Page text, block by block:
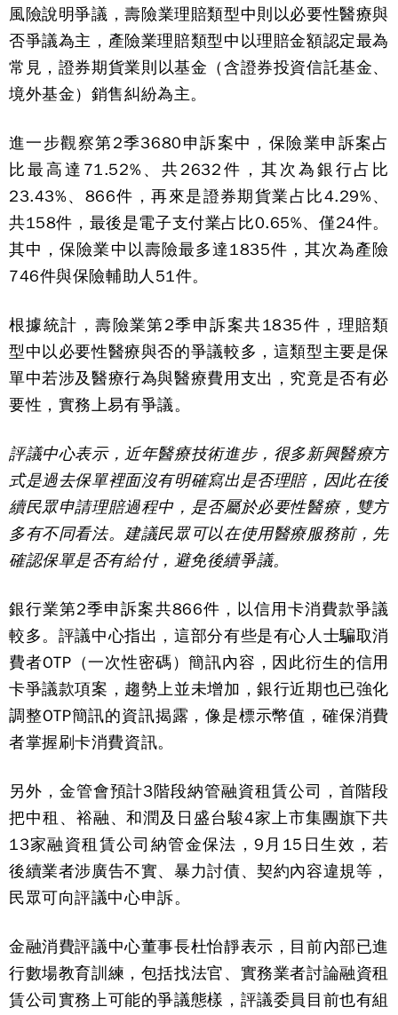
風險說明爭議，壽險業理賠類型中則以必要性醫療與
否爭議為主，產險業理賠類型中以理賠金額認定最為
常見， 證券期貨業則以基金（含證券投資信託基金、
境外基金）銷售糾紛為主。
進一步觀察第2季3680申訴案中，保險業申訴案占
比最高達71.52%、共2632件，其次為銀行占比
23.43%、866件，再來是證券期貨業占比4.29%、
共158件，最後是電子支付業占比0.65%、僅24件。
其中，保險業中以壽險最多達1835件，其次為產險
746件與保險輔助人51件。
根據統計，壽險業第2季申訴案共1835件，理賠類
型中以必要性醫療與否的爭議較多，這類型主要是保
單中若涉及醫療行為與醫療費用支出，究竟是否有必
要性，實務上易有爭議。
評議中心表示，近年醫療技術進步，很多新興醫療方
式是過去保單裡面沒有明確寫出是否理賠，因此在後
續民眾申請理賠過程中，是否屬於必要性醫療，雙方
多有不同看法。建議民眾可以在使用醫療服務前，先
確認保單是否有給付，避免後續爭議。
銀行業第2季申訴案共866件，以信用卡消費款爭議
較多。評議中心指出，這部分有些是有心人士騙取消
費者OTP（一次性密碼）簡訊內容，因此衍生的信用
卡爭議款項案，趨勢上並未增加，銀行近期也已強化
調整OTP簡訊的資訊揭露，像是標示幣值，確保消費
者掌握刷卡消費資訊。
另外，金管會預計3階段納管融資租賃公司，首階段
把中租、裕融、和潤及日盛台駿4家上市集團旗下共
13家融資租賃公司納管金保法，9月15日生效，若
後續業者涉廣告不實、暴力討債、契約內容違規等，
民眾可向評議中心申訴。
金融消費評議中心董事長杜怡靜表示，目前內部已進
行數場教育訓練，包括找法官、實務業者討論融資租
賃公司實務上可能的爭議態樣，評議委員目前也有組